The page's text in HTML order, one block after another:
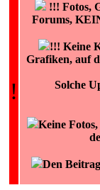
!
!!! Fotos,
Forums,
!!! Keine
Grafiken, auf
Solche
Keine
Den